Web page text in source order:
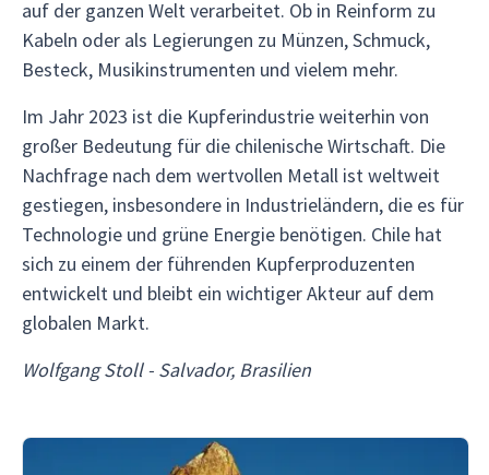
auf der ganzen Welt verarbeitet. Ob in Reinform zu
Kabeln oder als Legierungen zu Münzen, Schmuck,
Besteck, Musikinstrumenten und vielem mehr.
Im Jahr 2023 ist die Kupferindustrie weiterhin von
großer Bedeutung für die chilenische Wirtschaft. Die
Nachfrage nach dem wertvollen Metall ist weltweit
gestiegen, insbesondere in Industrieländern, die es für
Technologie und grüne Energie benötigen. Chile hat
sich zu einem der führenden Kupferproduzenten
entwickelt und bleibt ein wichtiger Akteur auf dem
globalen Markt.
Wolfgang Stoll - Salvador, Brasilien